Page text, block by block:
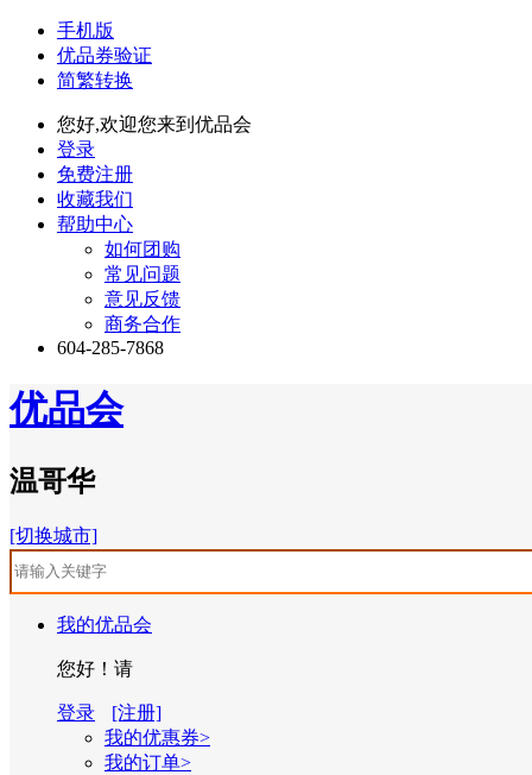
手机版
优品券验证
简繁转换
您好,欢迎您来到优品会
登录
免费注册
收藏我们
帮助中心
如何团购
常见问题
意见反馈
商务合作
604-285-7868
优品会
温哥华
[切换城市]
我的优品会
您好！请
登录
[注册]
我的优惠券>
我的订单>